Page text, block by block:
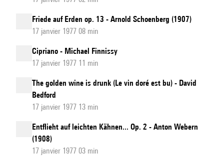
Friede auf Erden op. 13 - Arnold Schoenberg (1907)
17 janvier 1977 08 min
Cipriano - Michael Finnissy
17 janvier 1977 11 min
The golden wine is drunk (Le vin doré est bu) - David
Bedford
17 janvier 1977 13 min
Entflieht auf leichten Kähnen... Op. 2 - Anton Webern
(1908)
17 janvier 1977 03 min